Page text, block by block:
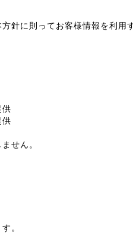
針に則ってお客様情報を利用
供
供
せん。
。